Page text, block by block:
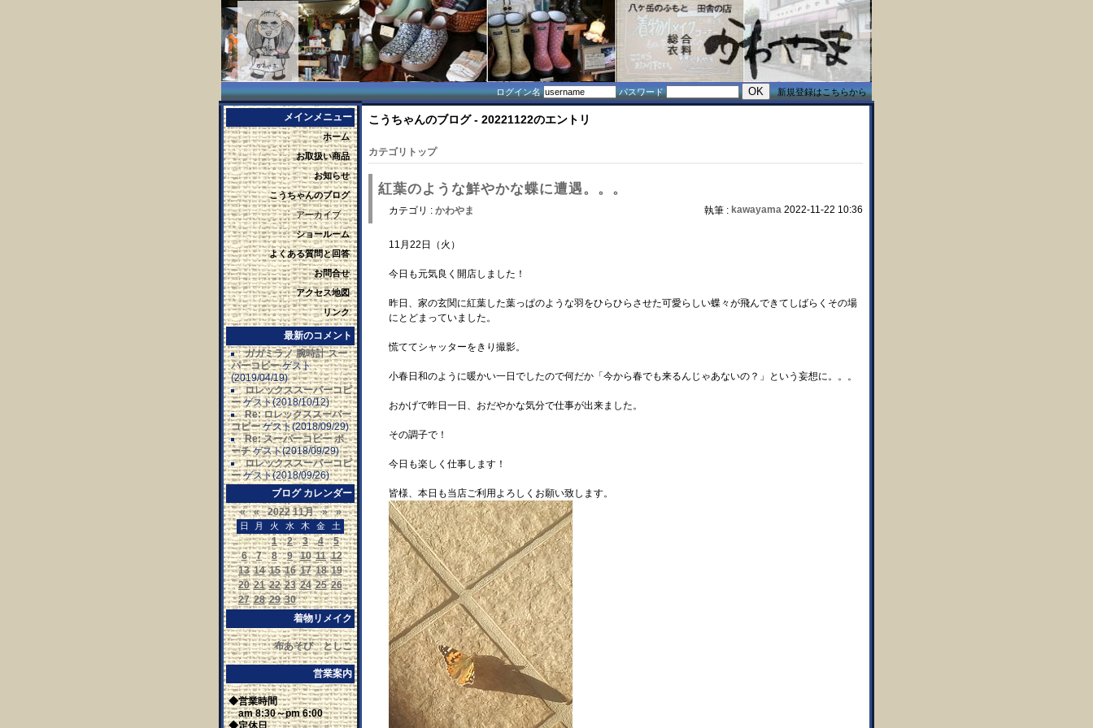
ログイン名 パスワード 新規登録はこちらから
メインメニュー
ホーム
お取扱い商品
お知らせ
こうちゃんのブログ
アーカイブ
ショールーム
よくある質問と回答
お問合せ
アクセス地図
リンク
最新のコメント
ガガミラノ 腕時計 スー
パーコピー ゲスト
(2019/04/19)
ロレックススーパーコピ
ー ゲスト(2018/10/12)
Re: ロレックススーパー
コピー ゲスト(2018/09/29)
Re: スーパーコピー ポ
ーチ ゲスト(2018/09/29)
ロレックススーパーコピ
ー ゲスト(2018/09/26)
ブログ カレンダー
«
« 2022 11月 » »
日 月 火 水 木 金 土
30 31 1 2 3 4
5
6
7 8 9 10 11 12
13 14 15 16 17 18 19
20 21 22 23 24 25 26
27 28 29 30 1 2
3
着物リメイク
布あそび としこ
営業案内
◆営業時間
am 8:30～pm 6:00
◆定休日
こうちゃんのブログ - 20221122のエントリ
カテゴリトップ
紅葉のような鮮やかな蝶に遭遇。。。
カテゴリ : かわやま 執筆 : kawayama 2022-11-22 10:36
11月22日（火）
今日も元気良く開店しました！
昨日、家の玄関に紅葉した葉っぱのような羽をひらひらさせた可愛らしい蝶々が飛んできてしばらくその場
にとどまっていました。
慌ててシャッターをきり撮影。
小春日和のように暖かい一日でしたので何だか「今から春でも来るんじゃあないの？」という妄想に。。。
おかげで昨日一日、おだやかな気分で仕事が出来ました。
その調子で！
今日も楽しく仕事します！
皆様、本日も当店ご利用よろしくお願い致します。